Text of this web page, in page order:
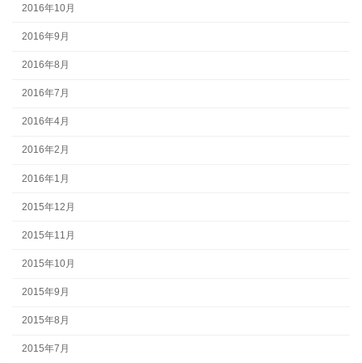
2016年10月
2016年9月
2016年8月
2016年7月
2016年4月
2016年2月
2016年1月
2015年12月
2015年11月
2015年10月
2015年9月
2015年8月
2015年7月